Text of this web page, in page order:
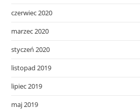
czerwiec 2020
marzec 2020
styczeń 2020
listopad 2019
lipiec 2019
maj 2019